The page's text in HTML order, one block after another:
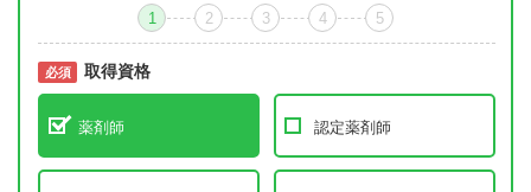
1 2 3 4 5
必須 取得資格
薬剤師 認定薬剤師